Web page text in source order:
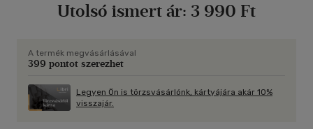
Utolsó ismert ár: 3 990 Ft
A termék megvásárlásával
399 pontot szerezhet
Legyen Ön is törzsvásárlónk, kártyájára akár 10%
visszajár.